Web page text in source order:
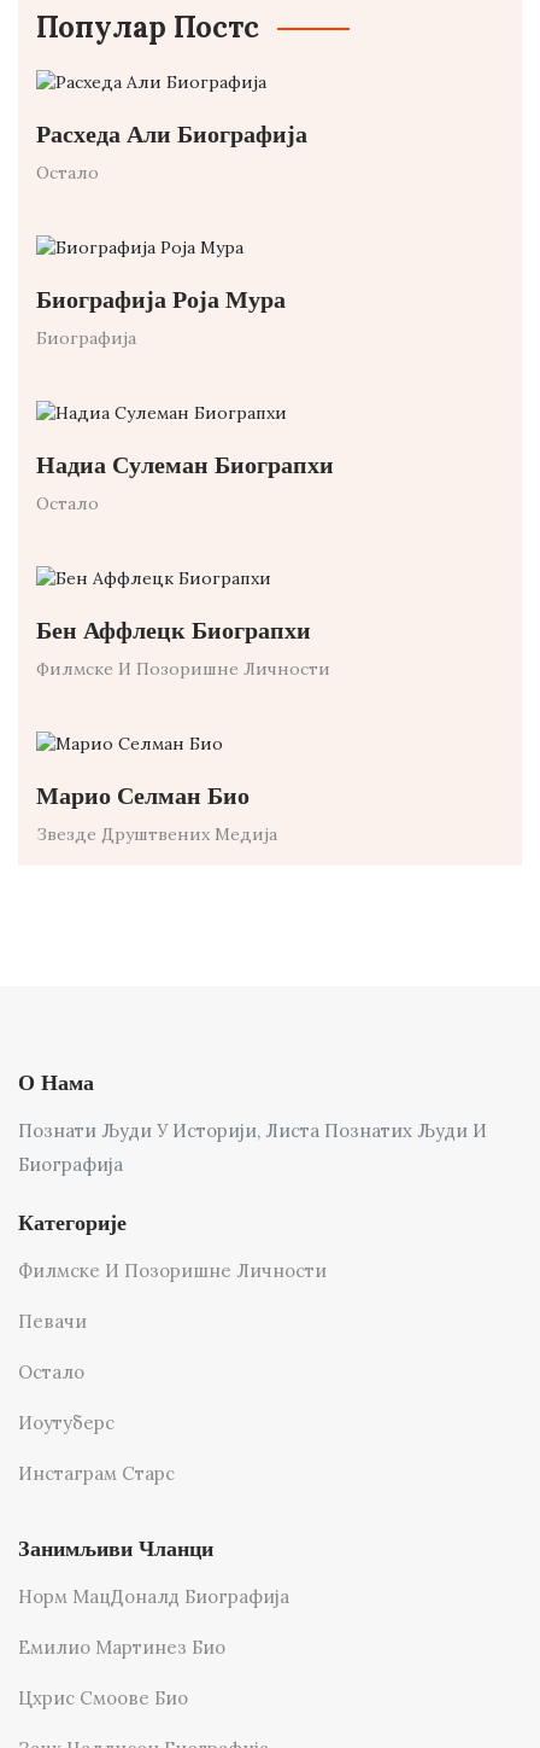
Популар Постс
Расхеда Али Биографија
Остало
Биографија Роја Мура
Биографија
Надиа Сулеман Биограпхи
Остало
Бен Аффлецк Биограпхи
Филмске И Позоришне Личности
Марио Селман Био
Звезде Друштвених Медија
О Нама
Познати Људи У Историји, Листа Познатих Људи И
Биографија
Категорије
Филмске И Позоришне Личности
Певачи
Остало
Иоутуберс
Инстаграм Старс
Занимљиви Чланци
Норм МацДоналд Биографија
Емилио Мартинез Био
Цхрис Смоове Био